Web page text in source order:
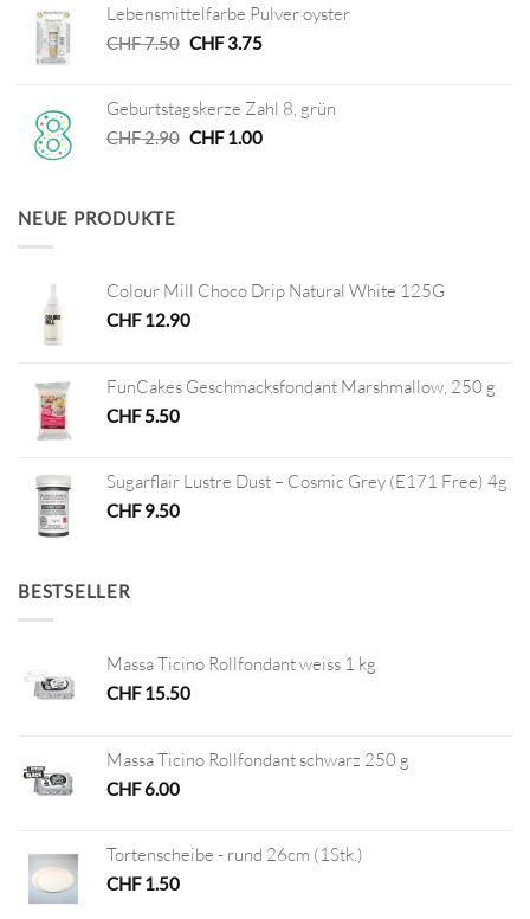
CHF 8.00CHF 4.00.
Lebensmittelfarbe Pulver oyster
CHF7.50 Ursprünglicher
CHF 7.50
CHF3.75Aktueller
CHF 3.75.
Geburtstagskerze Zahl 8, grün
CHF2.90 Ursprünglicher
CHF1.00Aktueller
NEUE PRODUKTE
Colour Mill Choco Drip Natural White 125G
CHF12.90
FunCakes Geschmacksfondant Marshmallow, 250 g
CHF5.50
Sugarflair Lustre Dust – Cosmic Grey (E171 Free) 4g
CHF9.50
BESTSELLER
Massa Ticino Rollfondant weiss 1 kg
CHF15.50
Massa Ticino Rollfondant schwarz 250 g
CHF6.00
Tortenscheibe - rund 26cm (1Stk.)
CHF1.50